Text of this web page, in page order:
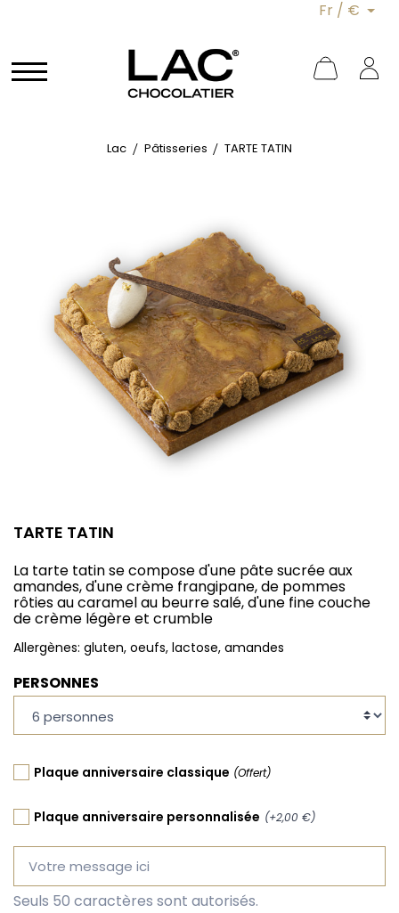
Fr / €
Lac Pâtisseries TARTE TATIN
TARTE TATIN
La tarte tatin se compose d'une pâte sucrée aux
amandes, d'une crème frangipane, de pommes
rôties au caramel au beurre salé, d'une fine couche
de crème légère et crumble
Allergènes: gluten, oeufs, lactose, amandes
PERSONNES
Plaque anniversaire classique (Offert)
Plaque anniversaire personnalisée (+2,00 €)
Seuls 50 caractères sont autorisés.